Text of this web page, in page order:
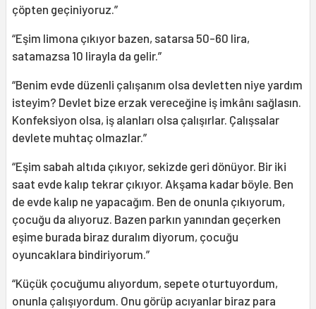
çöpten geçiniyoruz.”
“Eşim limona çıkıyor bazen, satarsa 50-60 lira,
satamazsa 10 lirayla da gelir.”
“Benim evde düzenli çalışanım olsa devletten niye yardım
isteyim? Devlet bize erzak vereceğine iş imkânı sağlasın.
Konfeksiyon olsa, iş alanları olsa çalışırlar. Çalışsalar
devlete muhtaç olmazlar.”
“Eşim sabah altıda çıkıyor, sekizde geri dönüyor. Bir iki
saat evde kalıp tekrar çıkıyor. Akşama kadar böyle. Ben
de evde kalıp ne yapacağım. Ben de onunla çıkıyorum,
çocuğu da alıyoruz. Bazen parkın yanından geçerken
eşime burada biraz duralım diyorum, çocuğu
oyuncaklara bindiriyorum.”
“Küçük çocuğumu alıyordum, sepete oturtuyordum,
onunla çalışıyordum. Onu görüp acıyanlar biraz para